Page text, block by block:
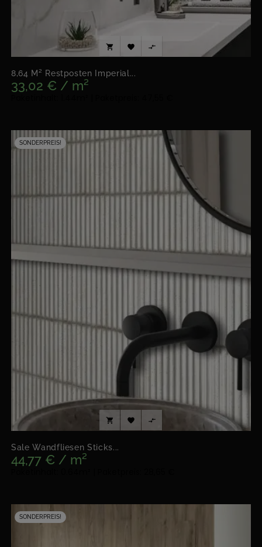
  
8,64 M² Restposten Imperial...
33,02 € / m²
SONDERPREIS!
  
Sale Wandfliesen Sticks...
44,77 € / m²
SONDERPREIS!